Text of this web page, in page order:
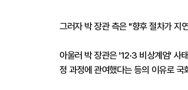
그러자 박 장관 측은 "향후 절차가 지
아울러 박 장관은 '12·3 비상계엄' 사
정 과정에 관여했다는 등의 이유로